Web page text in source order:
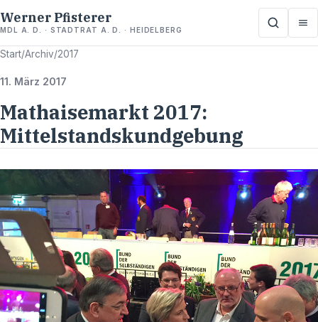
Werner Pfisterer
MDL A. D. · STADTRAT A. D. · HEIDELBERG
Start/Archiv/2017
11. März 2017
Mathaisemarkt 2017:
Mittelstandskundgebung